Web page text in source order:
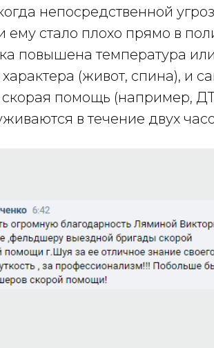
непосредственной
ему стало плохо прямо в
повышена температура
(живот, спина), и
помощь (например,
в течение двух